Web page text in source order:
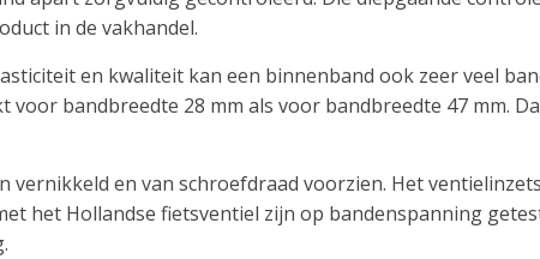
in de vakhandel.
en kwaliteit kan een binnenband ook zeer veel
voor bandbreedte 28 mm als voor bandbreedte 47 mm.
vernikkeld en van schroefdraad voorzien. Het
het Hollandse fietsventiel zijn op bandenspanning